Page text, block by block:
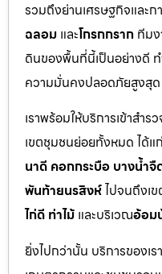
รวมถึงย่านเศรษฐกิจและ
ฉลอม และโกรกกราก ทีมง
ดินของพื้นที่นี้เป็นอย่างดี ท
ความมั่นคงปลอดภัยสูงสุด
เราพร้อมให้บริการเข้าสำ
เขตชุมชนย่อยทั้งหมด ได้แก่
นาดี คอกกระบือ บางน้ำจื
พันท้ายนรสิงห์ไปจนถึงเ
ไก่ดี ท่าไม้ และบริเวณอ้อม
ยิ่งไปกว่านั้น บริการของเ